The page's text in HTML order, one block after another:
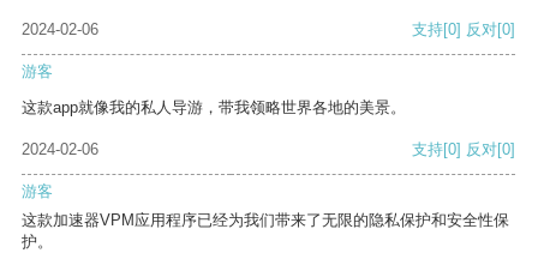
2024-02-06 支持[0] 反对[0]
游客
这款app就像我的私人导游，带我领略世界各地的美景。
2024-02-06 支持[0] 反对[0]
游客
这款加速器VPM应用程序已经为我们带来了无限的隐私保护和安全性保
护。